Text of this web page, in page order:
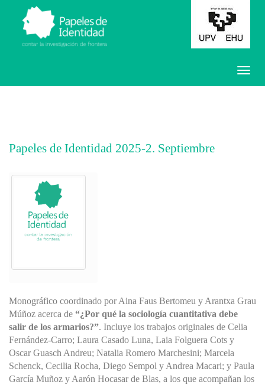
Papeles de Identidad 2025-2. Septiembre
Monográfico coordinado por Aina Faus Bertomeu y Arantxa Grau
Múñoz acerca de “¿Por qué la sociología cuantitativa debe
salir de los armarios?”. Incluye los trabajos originales de Celia
Fernández-Carro; Laura Casado Luna, Laia Folguera Cots y
Oscar Guasch Andreu; Natalia Romero Marchesini; Marcela
Schenck, Cecilia Rocha, Diego Sempol y Andrea Macari; y Paula
García Muñoz y Aarón Hocasar de Blas, a los que acompañan los